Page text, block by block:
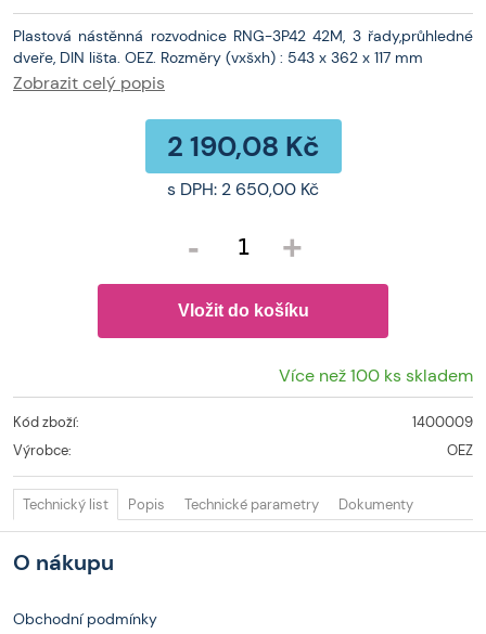
Plastová nástěnná rozvodnice RNG-3P42 42M, 3 řady,průhledné
dveře, DIN lišta. OEZ. Rozměry (vxšxh) : 543 x 362 x 117 mm
Zobrazit celý popis
2 190,08 Kč
s DPH: 2 650,00 Kč
- +
Více než 100 ks skladem
Kód zboží:
1400009
Výrobce:
OEZ
Technický list Popis Technické parametry Dokumenty
O nákupu
Obchodní podmínky